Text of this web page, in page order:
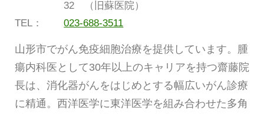
32 （旧蘇医院）
TEL：
023-688-3511
山形市でがん免疫細胞治療を提供しています。腫
瘍内科医として30年以上のキャリアを持つ齋藤院
長は、消化器がんをはじめとする幅広いがん診療
に精通。西洋医学に東洋医学を組み合わせた多角